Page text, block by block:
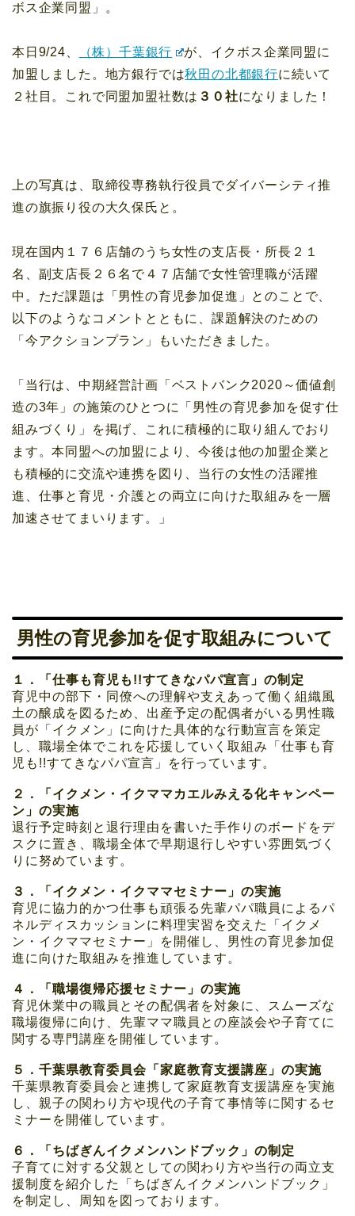
ボス企業同盟」。
本日9/24、 （株）千葉銀行
が、イクボス企業同盟に
加盟しました。地方銀行では秋田の北都銀行に続いて
２社目。これで同盟加盟社数は ３０社になりました！
上の写真は、取締役専務執行役員でダイバーシティ推
進の旗振り役の大久保氏と。
現在国内１７６店舗のうち女性の支店長・所長２１
名、副支店長２６名で４７店舗で女性管理職が活躍
中。ただ課題は「男性の育児参加促進」とのことで、
以下のようなコメントとともに、課題解決のための
「今アクションプラン」もいただきました。
「当行は、中期経営計画「ベストバンク2020～価値創
造の3年」の施策のひとつに「男性の育児参加を促す仕
組みづくり」を掲げ、これに積極的に取り組んでおり
ます。本同盟への加盟により、今後は他の加盟企業と
も積極的に交流や連携を図り、当行の女性の活躍推
進、仕事と育児・介護との両立に向けた取組みを一層
加速させてまいります。」
男性の育児参加を促す取組みについて
１．「仕事も育児も!!すてきなパパ宣言」の制定
育児中の部下・同僚への理解や支えあって働く組織風
土の醸成を図るため、出産予定の配偶者がいる男性職
員が「イクメン」に向けた具体的な行動宣言を策定
し、職場全体でこれを応援していく取組み「仕事も育
児も!!すてきなパパ宣言」を行っています。
２．「イクメン・イクママカエルみえる化キャンペー
ン」の実施
退行予定時刻と退行理由を書いた手作りのボードをデ
スクに置き、職場全体で早期退行しやすい雰囲気づく
りに努めています。
３．「イクメン・イクママセミナー」の実施
育児に協力的かつ仕事も頑張る先輩パパ職員によるパ
ネルディスカッションに料理実習を交えた「イクメ
ン・イクママセミナー」を開催し、男性の育児参加促
進に向けた取組みを推進しています。
４．「職場復帰応援セミナー」の実施
育児休業中の職員とその配偶者を対象に、スムーズな
職場復帰に向け、先輩ママ職員との座談会や子育てに
関する専門講座を開催しています。
５．千葉県教育委員会「家庭教育支援講座」の実施
千葉県教育委員会と連携して家庭教育支援講座を実施
し、親子の関わり方や現代の子育て事情等に関するセ
ミナーを開催しています。
６．「ちばぎんイクメンハンドブック」の制定
子育てに対する父親としての関わり方や当行の両立支
援制度を紹介した「ちばぎんイクメンハンドブック」
を制定し、周知を図っております。